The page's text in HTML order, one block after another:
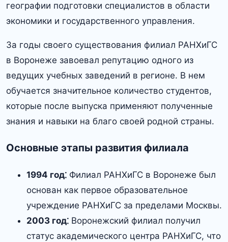
географии подготовки специалистов в области
экономики и государственного управления.​
За годы своего существования филиал РАНХиГС
в Воронеже завоевал репутацию одного из
ведущих учебных заведений в регионе.​ В нем
обучается значительное количество студентов,
которые после выпуска применяют полученные
знания и навыки на благо своей родной страны.​
Основные этапы развития филиала
1994 год⁚ Филиал РАНХиГС в Воронеже был
основан как первое образовательное
учреждение РАНХиГС за пределами Москвы.
2003 год⁚ Воронежский филиал получил
статус академического центра РАНХиГС, что